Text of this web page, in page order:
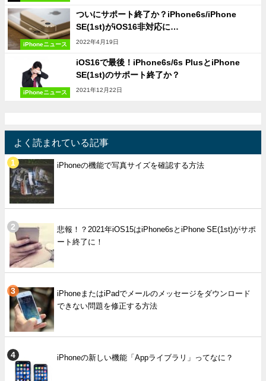
iPhoneニュース
ついにサポート終了か？iPhone6s/iPhone
SE(1st)がiOS16非対応に…
2022年4月19日
iPhoneニュース
iOS16で最後！iPhone6s/6s PlusとiPhone
SE(1st)のサポート終了か？
2021年12月22日
よく読まれている記事
iPhoneの機能で写真サイズを確認する方法
悲報！？2021年iOS15はiPhone6sとiPhone SE(1st)がサポ
ート終了に！
iPhoneまたはiPadでメールのメッセージをダウンロード
できない問題を修正する方法
iPhoneの新しい機能「Appライブラリ」ってなに？